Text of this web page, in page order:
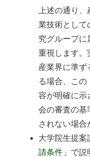
上述の通り
業技術として
究グループに
重視します。
産業界に準ず
る場合、この
容が明確に示
会の審査の基
されない場合
大学院生提案
請条件」で説